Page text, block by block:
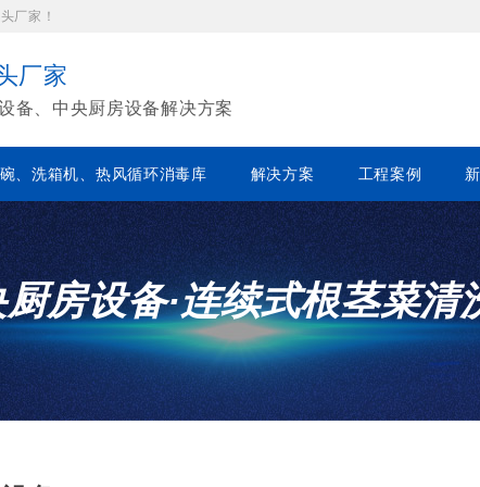
厂家！
厂家
备、中央厨房设备解决方案
、洗箱机、热风循环消毒库 解决方案 工程案例
房设备·连续式根茎菜清